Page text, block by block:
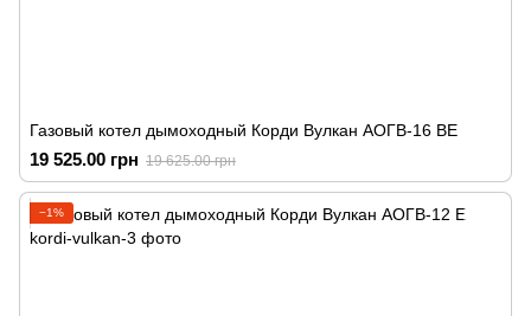
Газовый котел дымоходный Корди Вулкан АОГВ-16 ВЕ
19 525.00 грн 19 625.00 грн
−1%